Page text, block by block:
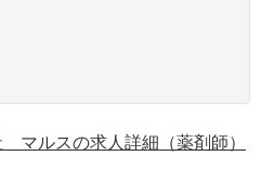
マルスの求人詳細（薬剤師）